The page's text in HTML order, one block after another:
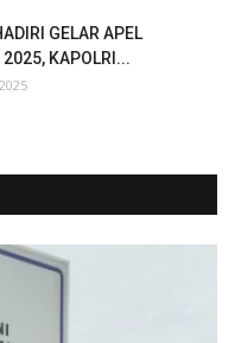
GELAR APEL
2025, KAPOLRI...